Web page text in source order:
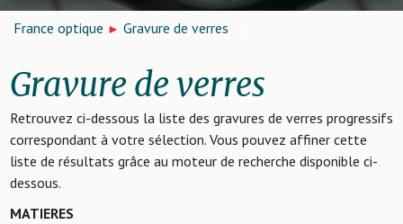
France optique Gravure de verres
Gravure de verres
Retrouvez ci-dessous la liste des gravures de verres progressifs
correspondant à votre sélection. Vous pouvez affiner cette
liste de résultats grâce au moteur de recherche disponible ci-
dessous.
MATIERES